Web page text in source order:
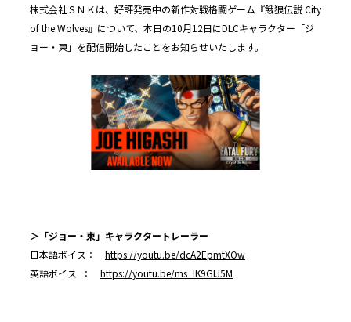
株式会社ＳＮＫは、好評発売中の新作対戦格闘ゲーム『餓狼伝説 City
of the Wolves』について、本日の10月12日にDLCキャラクター「ジ
ョー・東」を配信開始したことをお知らせいたします。
＞「ジョー・東」キャラクタートレーラー
日本語ボイス： https://youtu.be/dcA2EpmtXOw
英語ボイス ： https://youtu.be/ms_lK9GlJ5M